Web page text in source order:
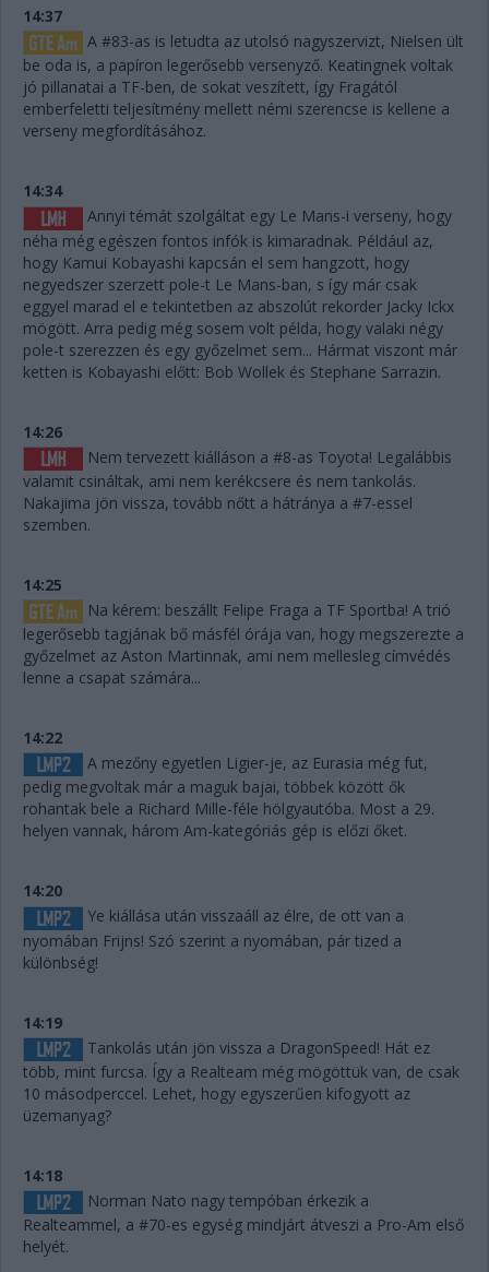
14:37
A #83-as is letudta az utolsó nagyszervizt, Nielsen ült
be oda is, a papíron legerősebb versenyző. Keatingnek voltak
jó pillanatai a TF-ben, de sokat veszített, így Fragától
emberfeletti teljesítmény mellett némi szerencse is kellene a
verseny megfordításához.
14:34
Annyi témát szolgáltat egy Le Mans-i verseny, hogy
néha még egészen fontos infók is kimaradnak. Például az,
hogy Kamui Kobayashi kapcsán el sem hangzott, hogy
negyedszer szerzett pole-t Le Mans-ban, s így már csak
eggyel marad el e tekintetben az abszolút rekorder Jacky Ickx
mögött. Arra pedig még sosem volt példa, hogy valaki négy
pole-t szerezzen és egy győzelmet sem... Hármat viszont már
ketten is Kobayashi előtt: Bob Wollek és Stephane Sarrazin.
14:26
Nem tervezett kiálláson a #8-as Toyota! Legalábbis
valamit csináltak, ami nem kerékcsere és nem tankolás.
Nakajima jön vissza, tovább nőtt a hátránya a #7-essel
szemben.
14:25
Na kérem: beszállt Felipe Fraga a TF Sportba! A trió
legerősebb tagjának bő másfél órája van, hogy megszerezte a
győzelmet az Aston Martinnak, ami nem mellesleg címvédés
lenne a csapat számára...
14:22
A mezőny egyetlen Ligier-je, az Eurasia még fut,
pedig megvoltak már a maguk bajai, többek között ők
rohantak bele a Richard Mille-féle hölgyautóba. Most a 29.
helyen vannak, három Am-kategóriás gép is előzi őket.
14:20
Ye kiállása után visszaáll az élre, de ott van a
nyomában Frijns! Szó szerint a nyomában, pár tized a
különbség!
14:19
Tankolás után jön vissza a DragonSpeed! Hát ez
több, mint furcsa. Így a Realteam még mögöttük van, de csak
10 másodperccel. Lehet, hogy egyszerűen kifogyott az
üzemanyag?
14:18
Norman Nato nagy tempóban érkezik a
Realteammel, a #70-es egység mindjárt átveszi a Pro-Am első
helyét.